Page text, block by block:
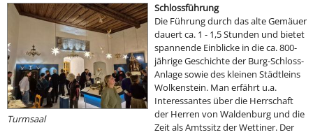
Turmsaal
Schlossführung
Die Führung durch das alte Gemäuer
dauert ca. 1 - 1,5 Stunden und bietet
spannende Einblicke in die ca. 800-
jährige Geschichte der Burg-Schloss-
Anlage sowie des kleinen Städtleins
Wolkenstein. Man erfährt u.a.
Interessantes über die Herrschaft
der Herren von Waldenburg und die
Zeit als Amtssitz der Wettiner. Der